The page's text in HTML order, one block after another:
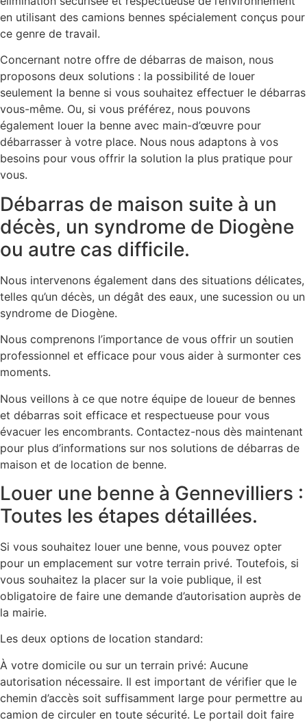
en utilisant des camions bennes spécialement conçus pour
ce genre de travail.
Concernant notre offre de débarras de maison, nous
proposons deux solutions : la possibilité de louer
seulement la benne si vous souhaitez effectuer le débarras
vous-même. Ou, si vous préférez, nous pouvons
également louer la benne avec main-d’œuvre pour
débarrasser à votre place. Nous nous adaptons à vos
besoins pour vous offrir la solution la plus pratique pour
vous.
Débarras de maison suite à un
décès, un syndrome de Diogène
ou autre cas difficile.
Nous intervenons également dans des situations délicates,
telles qu’un décès, un dégât des eaux, une sucession ou un
syndrome de Diogène.
Nous comprenons l’importance de vous offrir un soutien
professionnel et efficace pour vous aider à surmonter ces
moments.
Nous veillons à ce que notre équipe de loueur de bennes
et débarras soit efficace et respectueuse pour vous
évacuer les encombrants. Contactez-nous dès maintenant
pour plus d’informations sur nos solutions de débarras de
maison et de location de benne.
Louer une benne à Gennevilliers :
Toutes les étapes détaillées.
Si vous souhaitez louer une benne, vous pouvez opter
pour un emplacement sur votre terrain privé. Toutefois, si
vous souhaitez la placer sur la voie publique, il est
obligatoire de faire une demande d’autorisation auprès de
la mairie.
Les deux options de location standard:
À votre domicile ou sur un terrain privé: Aucune
autorisation nécessaire. Il est important de vérifier que le
chemin d’accès soit suffisamment large pour permettre au
camion de circuler en toute sécurité. Le portail doit faire